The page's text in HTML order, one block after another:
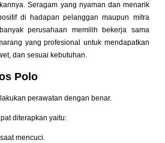
Seragam yang nyaman dan menarik
di hadapan pelanggan maupun mitra
perusahaan memilih bekerja sama
yang profesional untuk mendapatkan
dan sesuai kebutuhan.
Polo
perawatan dengan benar.
diterapkan yaitu:
mencuci.